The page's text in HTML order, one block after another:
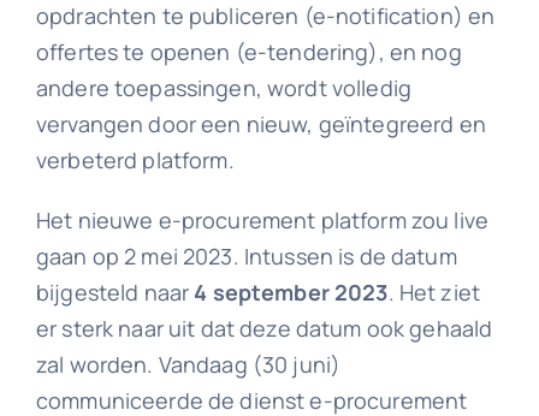
Contacteer ons
opdrachten te publiceren (e-notification) en
offertes te openen (e-tendering), en nog
andere toepassingen, wordt volledig
vervangen door een nieuw, geïntegreerd en
verbeterd platform.
Het nieuwe e-procurement platform zou live
gaan op 2 mei 2023. Intussen is de datum
bijgesteld naar 4 september 2023. Het ziet
er sterk naar uit dat deze datum ook gehaald
zal worden. Vandaag (30 juni)
communiceerde de dienst e-procurement